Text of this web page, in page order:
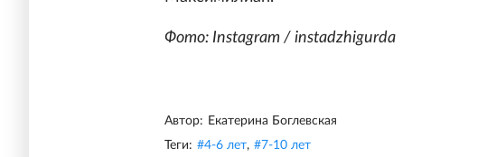
Фото: Instagram / instadzhigurda
Автор: Екатерина Боглевская
Теги: #4-6 лет, #7-10 лет